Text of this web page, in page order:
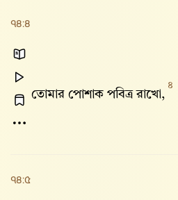
৭৪:৪
তোমার পোশাক পবিত্র রাখো,
৪
৭৪:৫